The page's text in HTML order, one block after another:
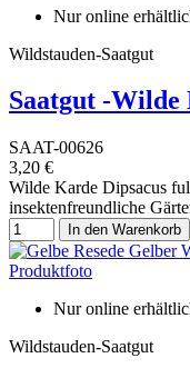
Nur online
Wildstauden-Saatgut
Saatgut -Wilde
SAAT-00626
3,20 €
Wilde Karde Dipsacus
insektenfreundliche
In den Warenkorb
Nur online
Wildstauden-Saatgut